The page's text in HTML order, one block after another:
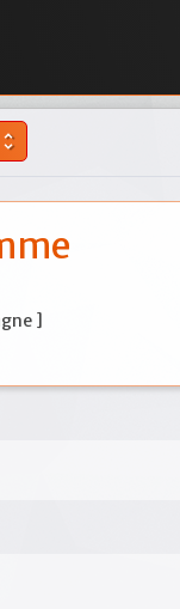
unfold_more
]